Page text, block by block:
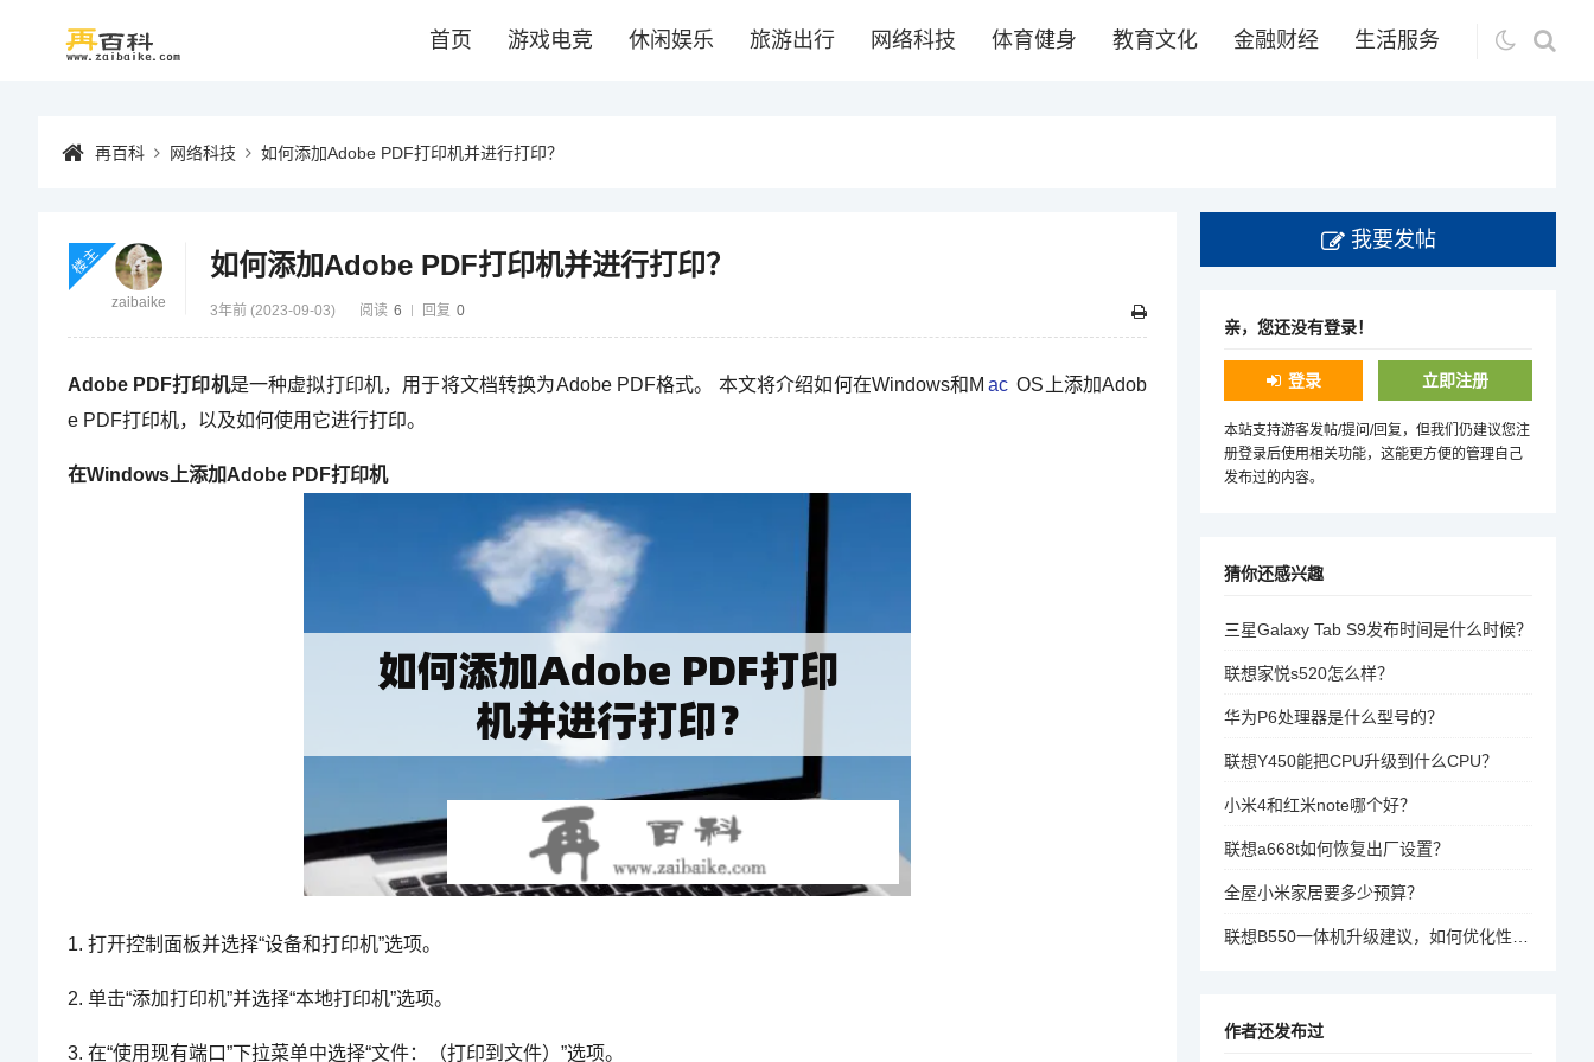
首页 游戏电竞 休闲娱乐 旅游出行 网络科技 体育健身 教育文化 金融财经 生活服务
再百科 网络科技 如何添加Adobe PDF打印机并进行打印？
如何添加Adobe PDF打印机并进行打印？
3年前 (2023-09-03) 阅读 6 回复 0
zaibaike
楼主
Adobe PDF打印机是一种虚拟打印机，用于将文档转换为Adobe PDF格式。 本文将介绍如何在Windows和M ac OS上添加Adob
e PDF打印机，以及如何使用它进行打印。
在Windows上添加Adobe PDF打印机
1. 打开控制面板并选择“设备和打印机”选项。
2. 单击“添加打印机”并选择“本地打印机”选项。
3. 在“使用现有端口”下拉菜单中选择“文件：（打印到文件）”选项。
我要发帖
亲，您还没有登录！
登录 立即注册
本站支持游客发帖/提问/回复，但我们仍建议您注
册登录后使用相关功能，这能更方便的管理自己
发布过的内容。
猜你还感兴趣
三星Galaxy Tab S9发布时间是什么时候？
联想家悦s520怎么样？
华为P6处理器是什么型号的？
联想Y450能把CPU升级到什么CPU？
小米4和红米note哪个好？
联想a668t如何恢复出厂设置？
全屋小米家居要多少预算？
联想B550一体机升级建议，如何优化性能和体验？
作者还发布过